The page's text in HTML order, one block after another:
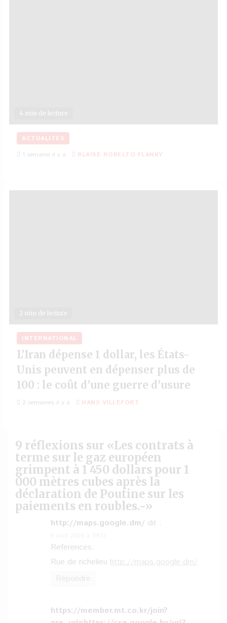
4 min de lecture
ACTUALITÉS
1 semaine il y a
BLAISE ROBELTO FLANKY
2 min de lecture
INTERNATIONAL
L’Iran dépense 1 dollar, les États-
Unis peuvent en dépenser plus de
100 : le coût d’une guerre d’usure
2 semaines il y a HANS VILLEFORT
9 réflexions sur «Les contrats à
terme sur le gaz européen
grimpent à 1 450 dollars pour 1
000 mètres cubes après la
déclaration de Poutine sur les
paiements en roubles.-»
http://maps.google.dm/ dit :
References:
Rue de richelieu http://maps.google.dm/
https://member.mt.co.kr/join?